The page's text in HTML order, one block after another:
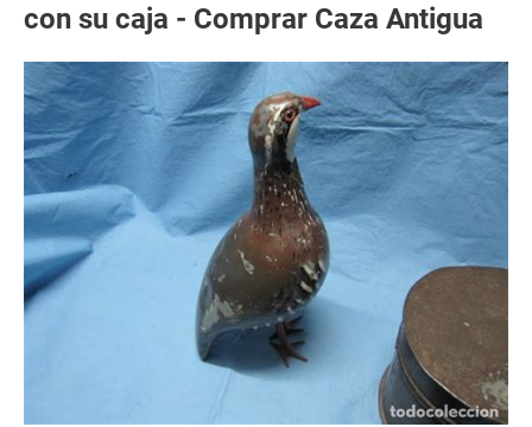
con su caja - Comprar Caza Antigua